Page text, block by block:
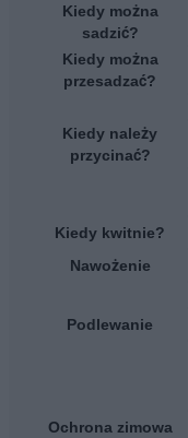
Kiedy można
sadzić?
Kiedy można
przesadzać?
Kiedy należy
przycinać?
Kiedy kwitnie?
Nawożenie
Podlewanie
Ochrona zimowa